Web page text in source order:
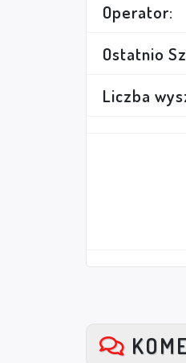
Operator:
Ostatnio
Liczba